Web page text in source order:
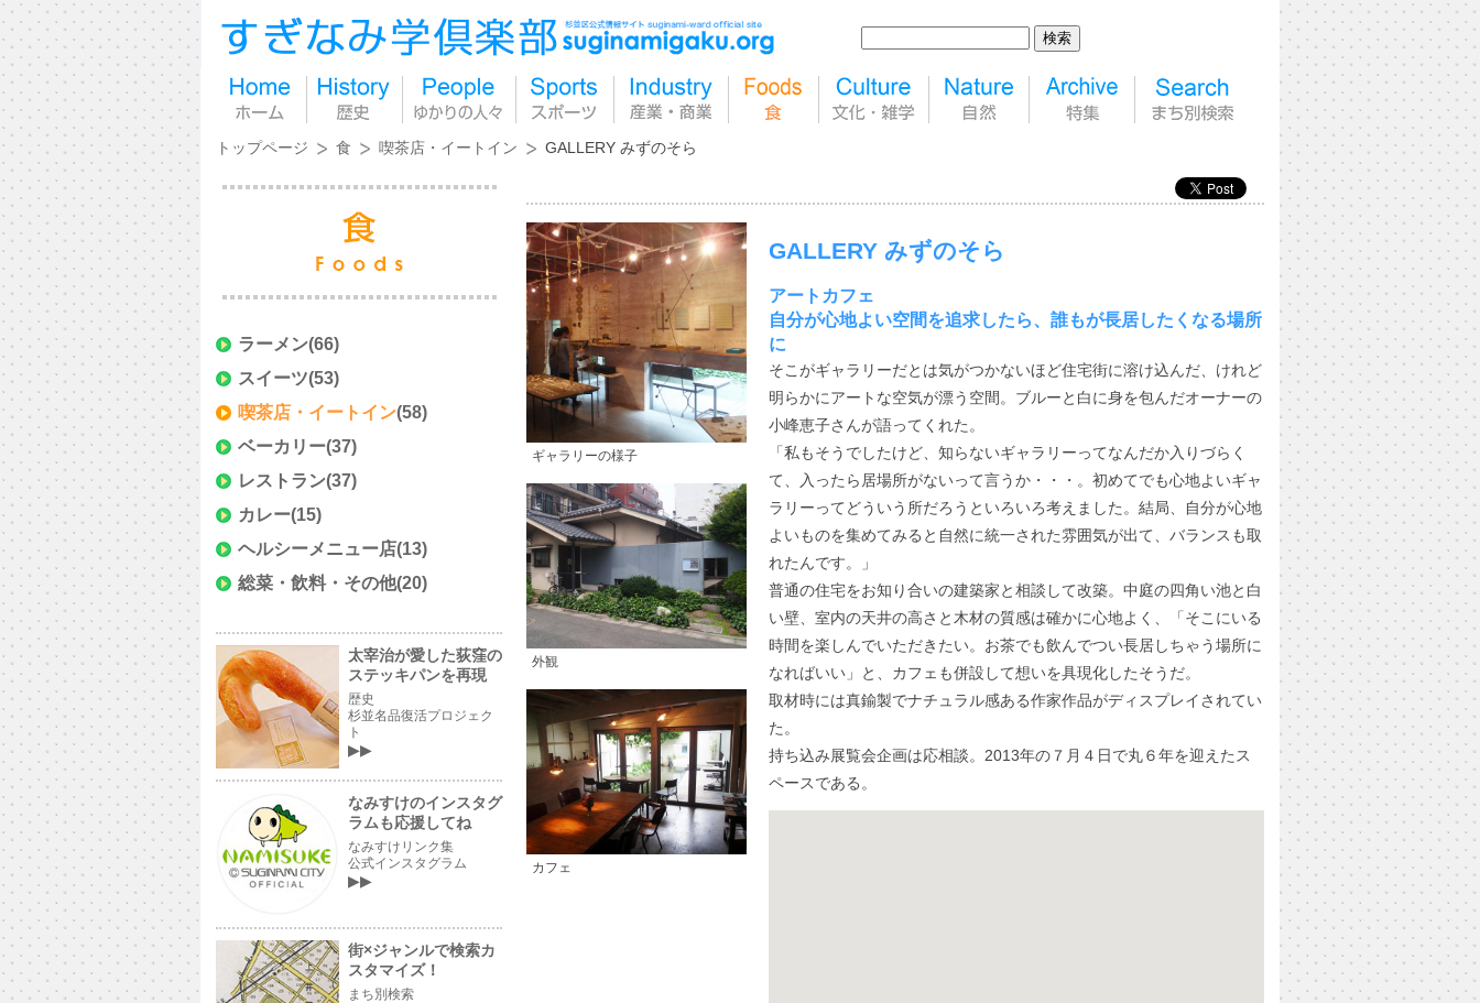
トップページ 食 喫茶店・イートイン GALLERY みずのそら
ラーメン(66)
スイーツ(53)
喫茶店・イートイン(58)
ベーカリー(37)
レストラン(37)
カレー(15)
ヘルシーメニュー店(13)
総菜・飲料・その他(20)
太宰治が愛した荻窪の
ステッキパンを再現
歴史
杉並名品復活プロジェク
ト
なみすけのインスタグ
ラムも応援してね
なみすけリンク集
公式インスタグラム
街×ジャンルで検索カ
スタマイズ！
まち別検索
GALLERY みずのそら
アートカフェ
自分が心地よい空間を追求したら、誰もが長居したくなる場所
に
そこがギャラリーだとは気がつかないほど住宅街に溶け込んだ、けれど
明らかにアートな空気が漂う空間。ブルーと白に身を包んだオーナーの
小峰恵子さんが語ってくれた。
「私もそうでしたけど、知らないギャラリーってなんだか入りづらく
て、入ったら居場所がないって言うか・・・。初めてでも心地よいギャ
ラリーってどういう所だろうといろいろ考えました。結局、自分が心地
よいものを集めてみると自然に統一された雰囲気が出て、バランスも取
れたんです。」
普通の住宅をお知り合いの建築家と相談して改築。中庭の四角い池と白
い壁、室内の天井の高さと木材の質感は確かに心地よく、「そこにいる
時間を楽しんでいただきたい。お茶でも飲んでつい長居しちゃう場所に
なればいい」と、カフェも併設して想いを具現化したそうだ。
取材時には真鍮製でナチュラル感ある作家作品がディスプレイされてい
た。
持ち込み展覧会企画は応相談。2013年の７月４日で丸６年を迎えたス
ペースである。
ギャラリーの様子
外観
カフェ